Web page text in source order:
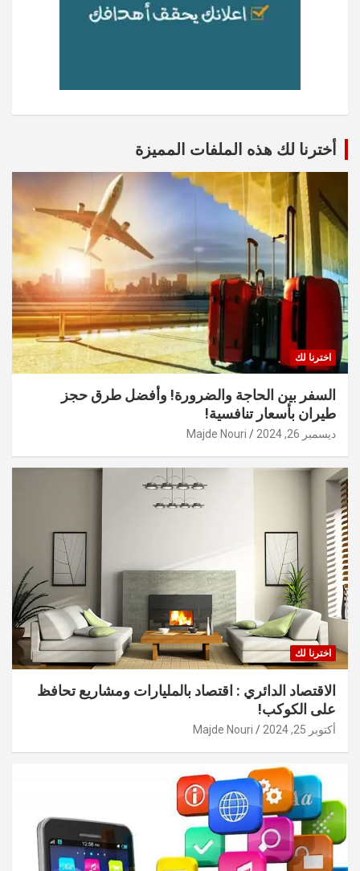
أخترنا لك هذه الملفات المميزة
اخترنا لك
السفر بين الحاجة والضرورة! وأفضل طرق حجز
طيران بأسعار تنافسية!
ديسمبر 26, 2024 Majde Nouri
اخترنا لك
الاقتصاد الدائري : اقتصاد بالمليارات ومشاريع تحافظ
على الكوكب!
أكتوبر 25, 2024 Majde Nouri